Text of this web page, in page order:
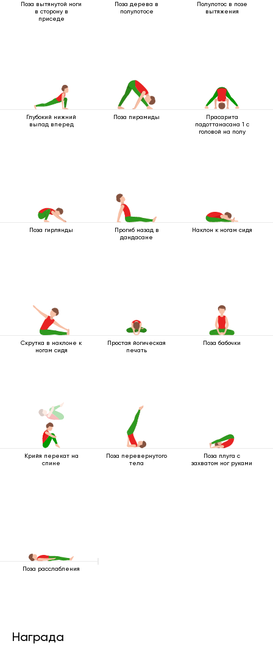
Поза вытянутой ноги
в сторону в
приседе
Поза дерева в
полулотосе
Полулотос в позе
вытяжения
Глубокий нижний
выпад вперед
Поза пирамиды
Прасарита
падоттанасана 1 с
головой на полу
Поза гирлянды
Прогиб назад в
дандасане
Наклон к ногам сидя
Скрутка в наклоне к
ногам сидя
Простая йогическая
печать
Поза бабочки
Крийя перекат на
спине
Поза перевернутого
тела
Поза плуга с
захватом ног руками
Поза расслабления
Награда